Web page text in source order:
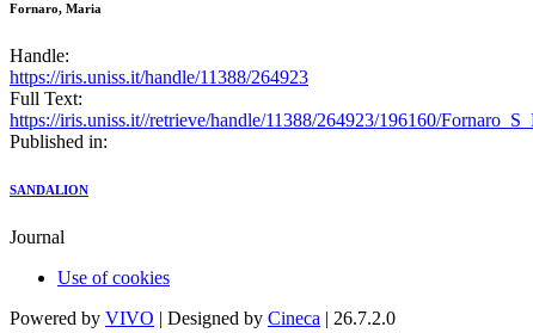
Fornaro, Maria
Handle:
https://iris.uniss.it/handle/11388/264923
Full Text:
https://iris.uniss.it//retrieve/handle/11388/264923/196160/
Published in:
SANDALION
Journal
Use of cookies
Powered by VIVO | Designed by Cineca | 26.7.2.0